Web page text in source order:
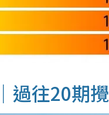
過往20期